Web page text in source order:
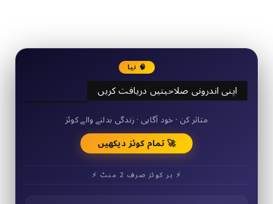
🧠 نیا
اپنی اندرونی صلاحیتیں دریافت کریں
50+ مختصر کوئز
متاثر کن · خود آگاہی · زندگی بدلنے والے کوئز
🚀 تمام کوئز دیکھیں
⚡ ہر کوئز صرف 2 منٹ ⚡